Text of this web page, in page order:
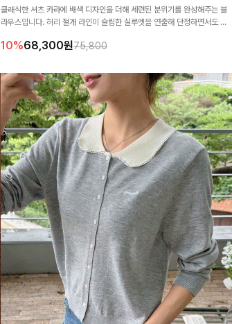
클래식한 셔츠 카라에 배색 디자인을 더해 세련된 분위기를 완성해주는 블
라우스입니다. 허리 절개 라인이 슬림한 실루엣을 연출해 단정하면서도 여
10%68,300원75,800